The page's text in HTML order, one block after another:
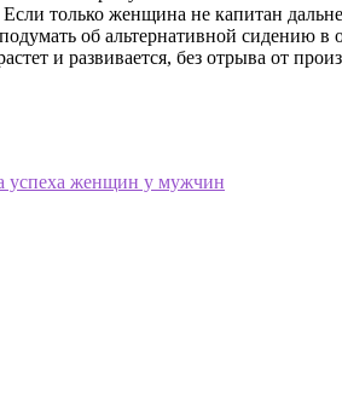
только женщина не капитан
об альтернативной сидению
и развивается, без отрыва от
успеха женщин у мужчин